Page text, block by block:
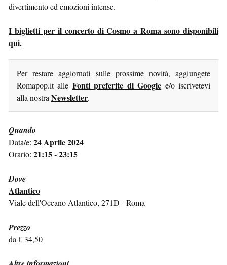
divertimento ed emozioni intense.
I biglietti per il concerto di Cosmo a Roma sono disponibili
qui.
Per restare aggiornati sulle prossime novità, aggiungete
Romapop.it alle Fonti preferite di Google e/o iscrivetevi
alla nostra Newsletter.
Quando
Data/e: 24 Aprile 2024
Orario: 21:15 - 23:15
Dove
Atlantico
Viale dell'Oceano Atlantico, 271D - Roma
Prezzo
da € 34,50